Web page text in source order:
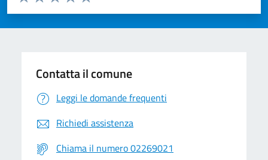
Valuta 5 stelle su 5
Valuta 4 stelle su 5
Valuta 3 stelle su 5
Valuta 2 stelle su 5
Valuta 1 stelle su 5
Contatta il comune
Leggi le domande frequenti
Richiedi assistenza
Chiama il numero 02269021